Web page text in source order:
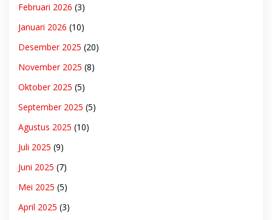
Februari 2026 (3)
Januari 2026 (10)
Desember 2025 (20)
November 2025 (8)
Oktober 2025 (5)
September 2025 (5)
Agustus 2025 (10)
Juli 2025 (9)
Juni 2025 (7)
Mei 2025 (5)
April 2025 (3)